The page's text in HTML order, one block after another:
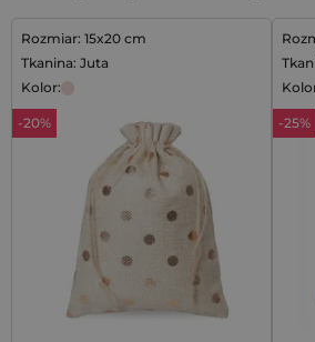
Rozmiar: 15x20 cm
Tkanina: Juta
Kolor:
-20% -25%